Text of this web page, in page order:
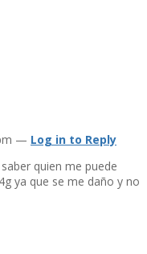
— Log in to Reply
quien me puede
ya que se me daño y no